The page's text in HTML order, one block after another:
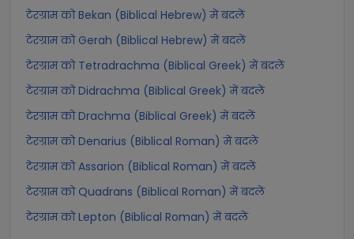
टेरग्राम को Bekan (Biblical Hebrew) में बदलें
टेरग्राम को Gerah (Biblical Hebrew) में बदलें
टेरग्राम को Tetradrachma (Biblical Greek) में बदलें
टेरग्राम को Didrachma (Biblical Greek) में बदलें
टेरग्राम को Drachma (Biblical Greek) में बदलें
टेरग्राम को Denarius (Biblical Roman) में बदलें
टेरग्राम को Assarion (Biblical Roman) में बदलें
टेरग्राम को Quadrans (Biblical Roman) में बदलें
टेरग्राम को Lepton (Biblical Roman) में बदलें